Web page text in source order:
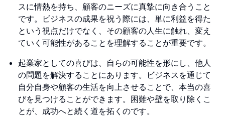
スに情熱を持ち、顧客のニーズに真摯に向き合うこと
です。ビジネスの成果を祝う際には、単に利益を得た
という視点だけでなく、その顧客の人生に触れ、変え
ていく可能性があることを理解することが重要です。
起業家としての喜びは、自らの可能性を形にし、他人
の問題を解決することにあります。ビジネスを通じて
自分自身や顧客の生活を向上させることで、本当の喜
びを見つけることができます。困難や壁を取り除くこ
とが、成功へと続く道を拓くのです。